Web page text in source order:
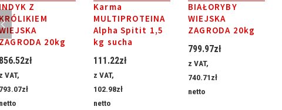
INDYK Z
KRÓLIKIEM
20kg
856.52zł
z VAT,
793.07zł
netto
Karma
MULTIPROTEINA
Alpha Spitit 1,5
kg sucha
111.22zł
z VAT,
102.98zł
netto
BIAŁORYBY
WIEJSKA
ZAGRODA 20kg
799.97zł
z VAT,
740.71zł
netto